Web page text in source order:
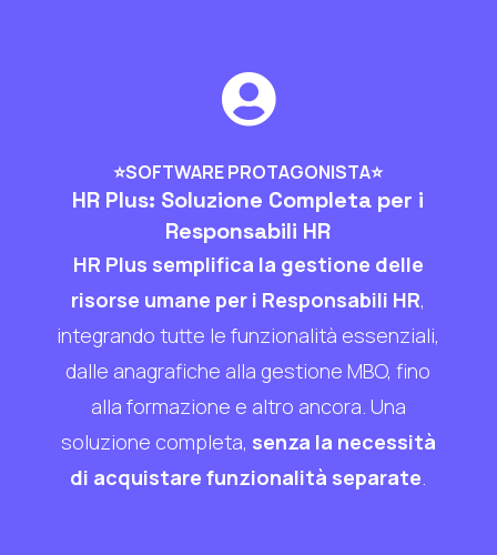

⭐SOFTWARE PROTAGONISTA⭐
HR Plus: Soluzione Completa per i
Responsabili HR
HR Plus semplifica la gestione delle
risorse umane per i Responsabili HR,
integrando tutte le funzionalità essenziali,
dalle anagrafiche alla gestione MBO, fino
alla formazione e altro ancora. Una
soluzione completa, senza la necessità
di acquistare funzionalità separate.